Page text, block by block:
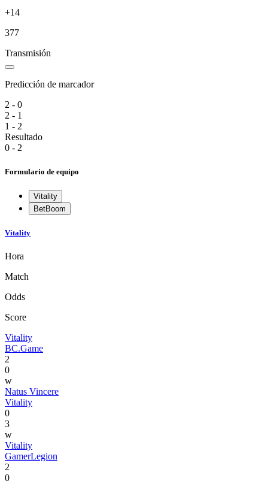
+14
377
Transmisión
Predicción de marcador
2 - 0
2 - 1
1 - 2
Resultado
0 - 2
Formulario de equipo
Vitality
BetBoom
Vitality
Hora
Match
Odds
Score
Vitality
BC.Game
2
0
w
Natus Vincere
Vitality
0
3
w
Vitality
GamerLegion
2
0